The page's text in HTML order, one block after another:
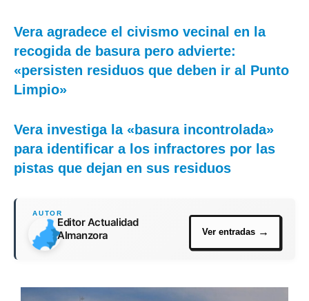
Vera agradece el civismo vecinal en la
recogida de basura pero advierte:
«persisten residuos que deben ir al Punto
Limpio»
Vera investiga la «basura incontrolada»
para identificar a los infractores por las
pistas que dejan en sus residuos
Editor Actualidad
Almanzora